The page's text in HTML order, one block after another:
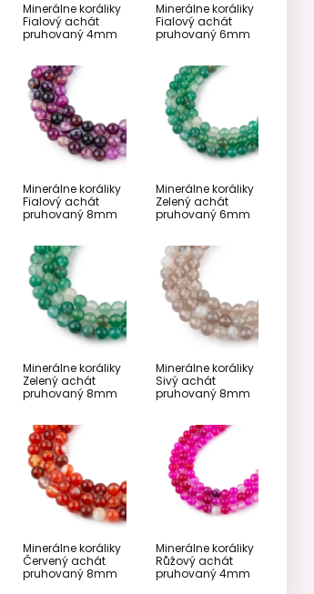
Minerálne koráliky
Fialový achát
pruhovaný 4mm
Minerálne koráliky
Fialový achát
pruhovaný 6mm
Minerálne koráliky
Fialový achát
pruhovaný 8mm
Minerálne koráliky
Zelený achát
pruhovaný 6mm
Minerálne koráliky
Zelený achát
pruhovaný 8mm
Minerálne koráliky
Sivý achát
pruhovaný 8mm
Minerálne koráliky
Červený achát
pruhovaný 8mm
Minerálne koráliky
Růžový achát
pruhovaný 4mm